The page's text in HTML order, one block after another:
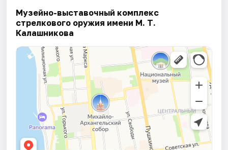
Музейно-выставочный комплекс
стрелкового оружия имени М. Т.
Калашникова